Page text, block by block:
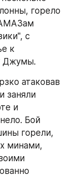
горело
с
к
Джумы.
атаковав
заняли
и
Бой
горели,
минами,